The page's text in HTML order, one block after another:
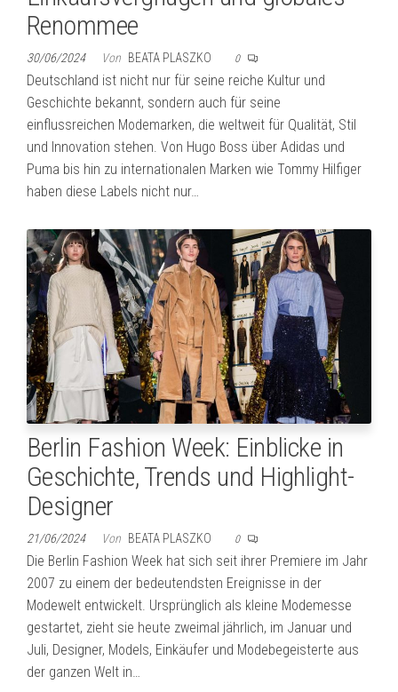
Renommee
30/06/2024 Von BEATA PLASZKO 0
Deutschland ist nicht nur für seine reiche Kultur und
Geschichte bekannt, sondern auch für seine
einflussreichen Modemarken, die weltweit für Qualität, Stil
und Innovation stehen. Von Hugo Boss über Adidas und
Puma bis hin zu internationalen Marken wie Tommy Hilfiger
haben diese Labels nicht nur…
Berlin Fashion Week: Einblicke in
Geschichte, Trends und Highlight-
Designer
21/06/2024 Von BEATA PLASZKO 0
Die Berlin Fashion Week hat sich seit ihrer Premiere im Jahr
2007 zu einem der bedeutendsten Ereignisse in der
Modewelt entwickelt. Ursprünglich als kleine Modemesse
gestartet, zieht sie heute zweimal jährlich, im Januar und
Juli, Designer, Models, Einkäufer und Modebegeisterte aus
der ganzen Welt in…